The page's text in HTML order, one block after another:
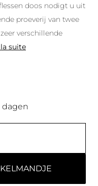
doos nodigt u uit
proeverij van twee
verschillende
suite
dagen